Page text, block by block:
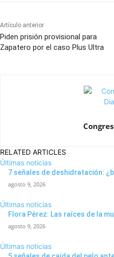
Artículo anterior
Piden prisión provisional para
Zapatero por el caso Plus Ultra
RELATED ARTICLES
Últimas noticias
7 señales de deshidratación:
agosto 9, 2026
Últimas noticias
Flora Pérez: Las raíces de la
agosto 9, 2026
Últimas noticias